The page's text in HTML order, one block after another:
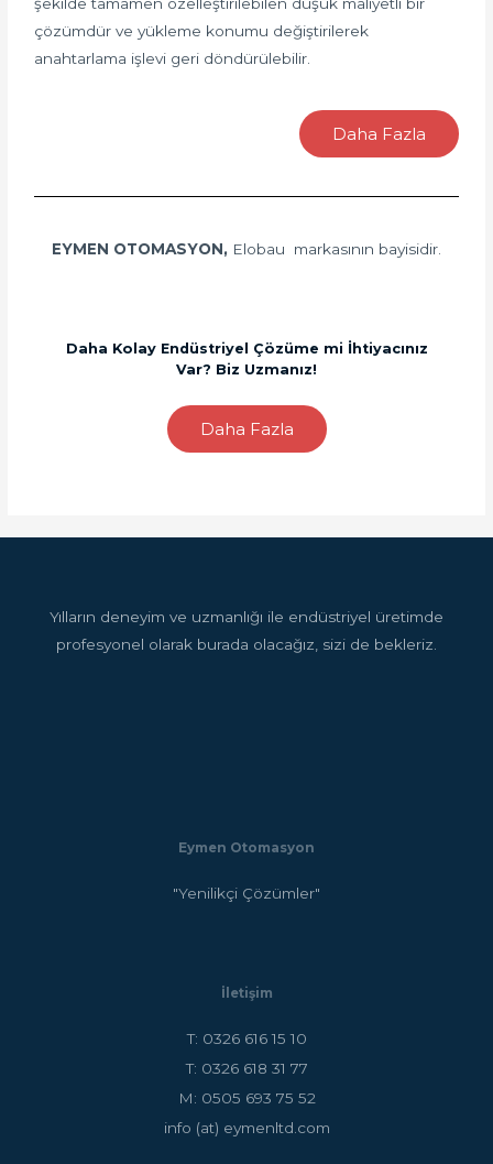
çözümdür ve yükleme konumu değiştirilerek
anahtarlama işlevi geri döndürülebilir.
Daha Fazla
EYMEN OTOMASYON, Elobau markasının bayisidir.
Daha Kolay Endüstriyel Çözüme mi İhtiyacınız
Var? Biz Uzmanız!
Daha Fazla
Yılların deneyim ve uzmanlığı ile endüstriyel üretimde
profesyonel olarak burada olacağız, sizi de bekleriz.
Eymen Otomasyon
"Yenilikçi Çözümler"
İletişim
T: 0326 616 15 10
T: 0326 618 31 77
M: 0505 693 75 52
info (at) eymenltd.com